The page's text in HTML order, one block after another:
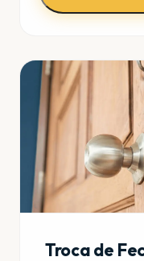
Troca de